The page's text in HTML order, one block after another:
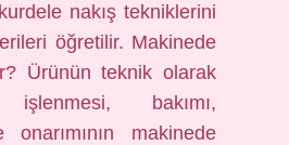
nakış tekniklerini
öğretilir. Makinede
Ürünün teknik olarak
işlenmesi, bakımı,
onarımının makinede